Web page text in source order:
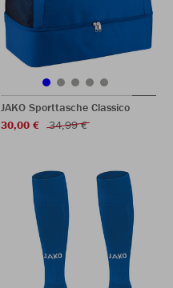
JAKO Sporttasche Classico
30,00 €
34,99 €